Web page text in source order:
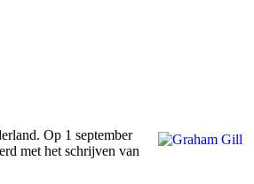
Op 1 september
met het schrijven van